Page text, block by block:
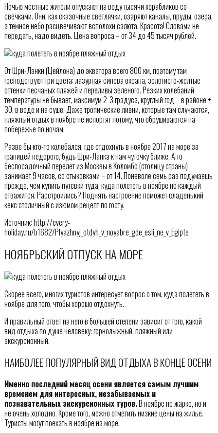
Ночью местные жители опускают на воду тысячи корабликов со
свечками. Они, как сказочные светлячки, озаряют каналы, пруды, озера,
а темное небо расцвечивают всполохи салюта. Красота! Словами не
передать, надо видеть. Цена вопроса – от 34 до 45 тысяч рублей.
От Шри-Ланки (Цейлона) до экватора всего 800 км, поэтому там
господствуют три цвета: лазурная синева океана, золотисто-желтые
оттенки песчаных пляжей и переливы зеленого. Резких колебаний
температуры не бывает, максимум 2-3 градуса, круглый год – в районе +
30, в воде и на суше. Даже тропические ливни, которые там случаются,
пляжный отдых в ноябре не испортят потому, что обрушиваются на
побережье по ночам.
Разве бы кто-то колебался, где отдохнуть в ноябре 2017 на море за
границей недорого, будь Шри-Ланка к нам чуточку ближе. А то
беспосадочный перелет из Москвы в Коломбо (столицу страны)
занимает 9 часов, со стыковками – от 14. Поневоле семь раз подумаешь
прежде, чем купить путевки туда, куда полететь в ноябре не каждый
отважится. Расстроились? Поднять настроение поможет сладенький
кекс столичный с изюмом рецепт по госту.
Источник: http://every-
holiday.ru/b1682/Plyazhnyj_otdyh_v_noyabre_gde_esli_ne_v_Egipte
НОЯБРЬСКИЙ ОТПУСК НА МОРЕ
Скорее всего, многих туристов интересует вопрос о том, куда полететь в
ноябре для того, чтобы хорошо отдохнуть.
И правильный ответ на него в большей степени зависит от того, какой
вид отдыха по душе человеку: горнолыжный, пляжный или
экскурсионный.
НАИБОЛЕЕ ПОПУЛЯРНЫЙ ВИД ОТДЫХА В КОНЦЕ ОСЕНИ
Именно последний месяц осени является самым лучшим
временем для интересных, незабываемых и
познавательных экскурсионных туров.В ноябре не жарко, но и
не очень холодно. Кроме того, можно отметить низкие цены на жилье.
Туристы могут поехать в ноябре на море.